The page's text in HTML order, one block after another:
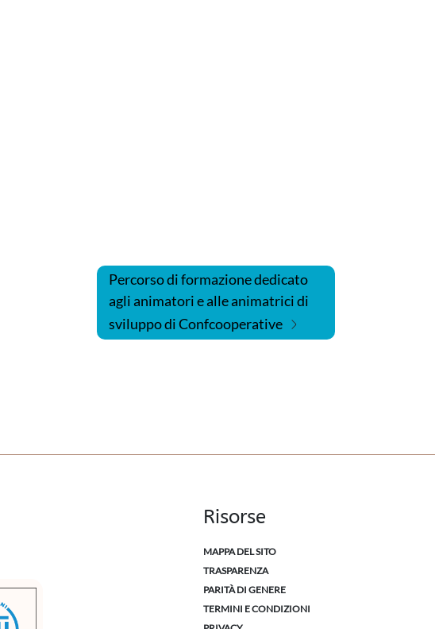
Percorso di formazione dedicato
agli animatori e alle animatrici di
sviluppo di Confcooperative
Risorse
MAPPA DEL SITO
TRASPARENZA
PARITÀ DI GENERE
TERMINI E CONDIZIONI